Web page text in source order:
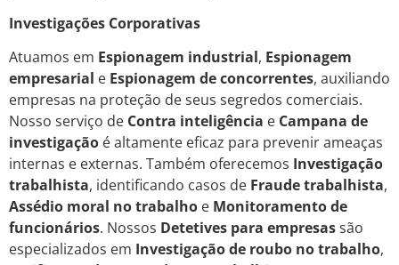
Investigações Corporativas
Atuamos em Espionagem industrial, Espionagem
empresarial e Espionagem de concorrentes, auxiliando
empresas na proteção de seus segredos comerciais.
Nosso serviço de Contra inteligência e Campana de
investigação é altamente eficaz para prevenir ameaças
internas e externas. Também oferecemos Investigação
trabalhista, identificando casos de Fraude trabalhista,
Assédio moral no trabalho e Monitoramento de
funcionários. Nossos Detetives para empresassão
especializados em Investigação de roubo no trabalho,